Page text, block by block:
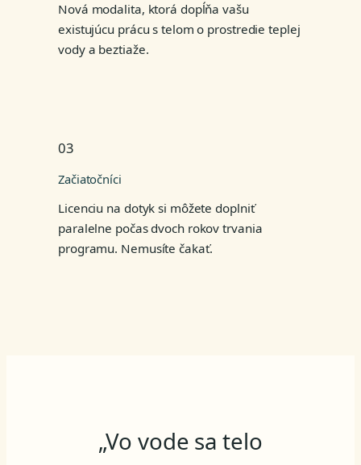
Nová modalita, ktorá dopĺňa vašu
existujúcu prácu s telom o prostredie teplej
vody a beztiaže.
03
Začiatočníci
Licenciu na dotyk si môžete doplniť
paralelne počas dvoch rokov trvania
programu. Nemusíte čakať.
„Vo vode sa telo